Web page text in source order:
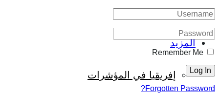
المزيد
إفريقيا في المؤشرات
Remember Me
Forgotten Password?